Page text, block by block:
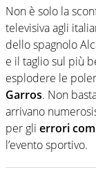
Non è solo la
televisiva agli
dello spagnolo
e il taglio sul più
esplodere le
Garros. Non
arrivano
per gli errori
l’evento sportivo.